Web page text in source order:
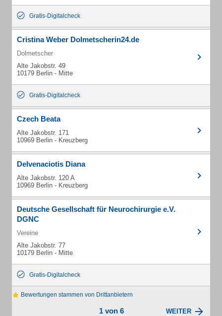
Gratis-Digitalcheck
Cristina Weber Dolmetscherin24.de
Dolmetscher
Alte Jakobstr. 49
10179 Berlin - Mitte
Gratis-Digitalcheck
Czech Beata
Alte Jakobstr. 171
10969 Berlin - Kreuzberg
Delvenaciotis Diana
Alte Jakobstr. 120 A
10969 Berlin - Kreuzberg
Deutsche Gesellschaft für Neurochirurgie e.V.
DGNC
Vereine
Alte Jakobstr. 77
10179 Berlin - Mitte
Gratis-Digitalcheck
Bewertungen stammen von Drittanbietern
1 von 6 WEITER